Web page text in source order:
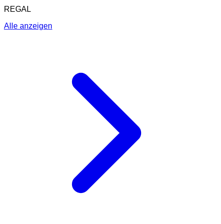
REGAL
Alle anzeigen